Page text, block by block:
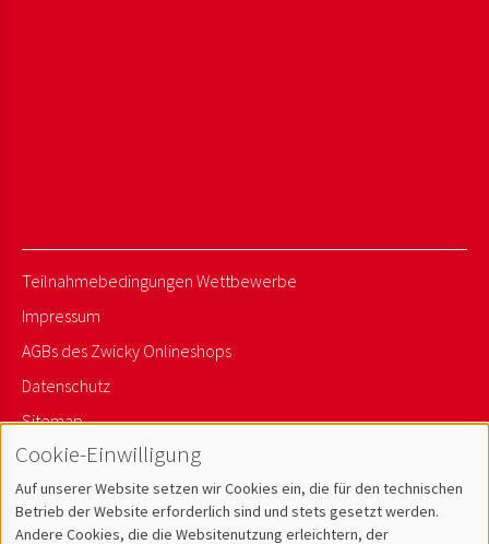
Teilnahmebedingungen Wettbewerbe
Impressum
AGBs des Zwicky Onlineshops
Datenschutz
Sitemap
Newsletter Anmelden
Cookie-Einwilligung
Auf unserer Website setzen wir Cookies ein, die für den technischen
Betrieb der Website erforderlich sind und stets gesetzt werden.
Andere Cookies, die die Websitenutzung erleichtern, der